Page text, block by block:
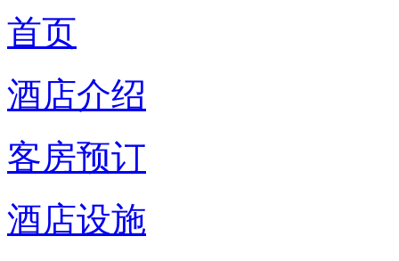
首页
酒店介绍
客房预订
酒店设施